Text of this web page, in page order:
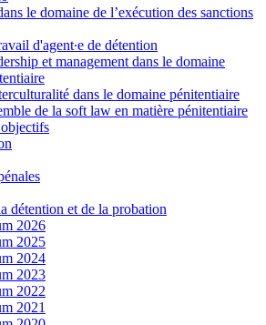
le domaine de l’exécution des sanctions
d'agent∙e de détention
et management dans le domaine
dans le domaine pénitentiaire
de la soft law en matière pénitentiaire
détention et de la probation
2026
2025
2024
2023
2022
2021